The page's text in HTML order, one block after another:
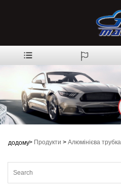
додому> Продукти > Алюмінієва трубка